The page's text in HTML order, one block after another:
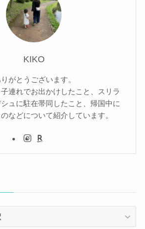
KIKO
がとうございます。
連れでお出かけしたこと、スリラ
ュに駐在帯同したこと、帰国中に
などについて紹介しています。